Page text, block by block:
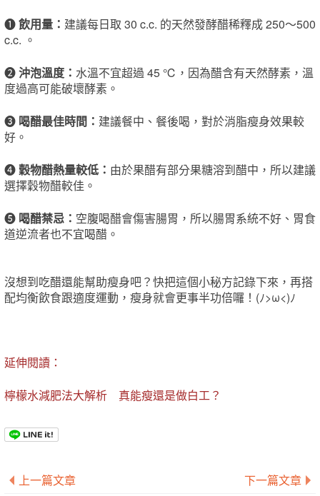
❶飲用量： 建議每日取 30 c.c. 的天然發酵醋稀釋成 250～500
c.c. 。
❷沖泡溫度： 水溫不宜超過 45 ℃，因為醋含有天然酵素，溫
度過高可能破壞​酵素​。
❸ 喝醋最佳時間： 建議餐中、餐後喝，對於消脂瘦身效果較
好。
❹穀物醋熱量較低： 由於果醋有部分果糖溶到醋中，所以建議
選擇穀物醋較佳。
❺ 喝醋禁忌： 空腹喝醋會傷害腸胃，所以腸胃系統不好、胃食
道逆流者也不宜喝醋。
沒想到吃醋還能幫助瘦身吧？快把這個小秘方記錄下來，再搭
配均衡飲食跟適度運動，瘦身就會更事半功倍囉！(ﾉ>ω<)ﾉ
延伸閱讀：
檸檬水減肥法大解析 真能瘦還是做白工？
上一篇文章 下一篇文章